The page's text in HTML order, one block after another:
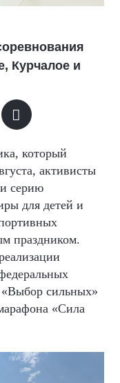
Курчалое и
который
активисты
серию
для детей и
праздником.
«Выбор сильных»
«Сила